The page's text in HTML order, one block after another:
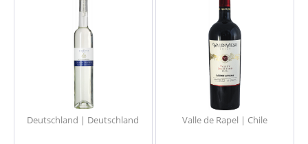
Deutschland | Deutschland Valle de Rapel | Chile